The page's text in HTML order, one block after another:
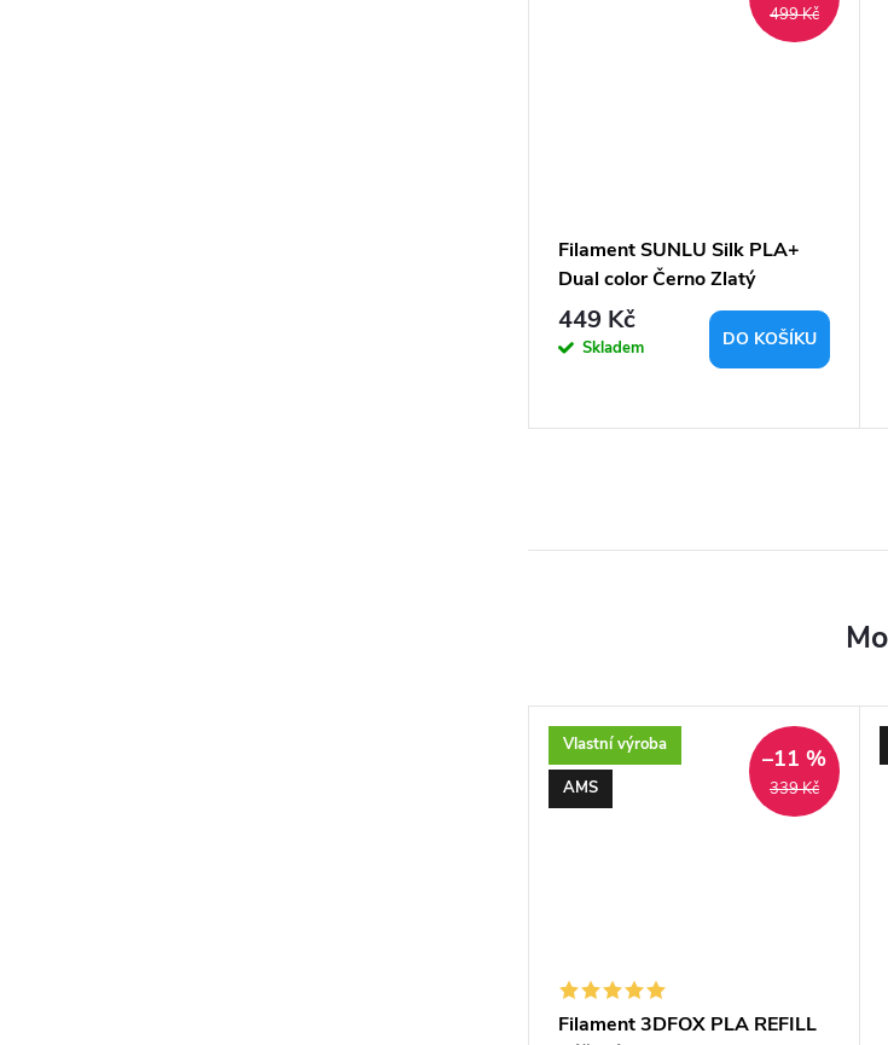
499 Kč
Filament SUNLU Silk PLA+
Dual color Černo Zlatý
1,75mm 1kg
449 Kč
Skladem DO KOŠÍKU
Vlastní výroba
AMS
339 Kč
–11 %
Filament 3DFOX PLA REFILL